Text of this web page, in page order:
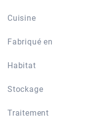
Cuisine
Fabriqué en
Habitat
Stockage
Traitement